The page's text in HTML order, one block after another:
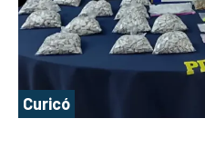
Curicó